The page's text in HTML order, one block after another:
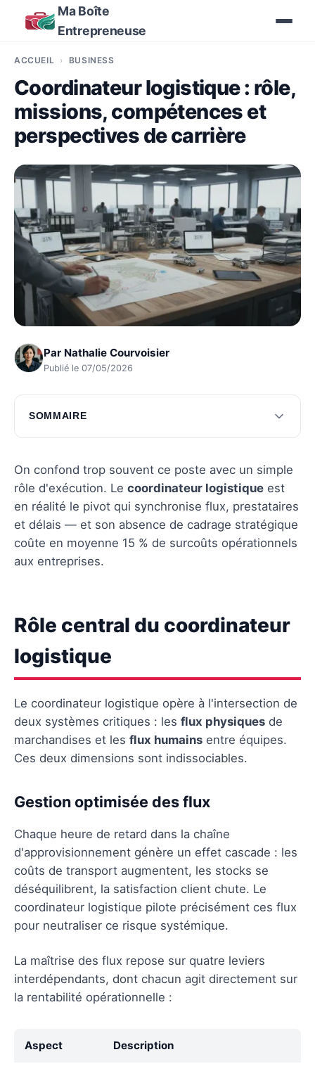
Ma Boîte
Entrepreneuse
ACCUEIL BUSINESS
Coordinateur logistique : rôle,
missions, compétences et
perspectives de carrière
Par Nathalie Courvoisier
Publié le 07/05/2026
SOMMAIRE
Rôle central du coordinateur logistique
Compétences clés du coordinateur logistique
Technologies au service du coordinateur
Questions fréquentes
On confond trop souvent ce poste avec un simple
rôle d'exécution. Le coordinateur logistique est
en réalité le pivot qui synchronise flux, prestataires
et délais — et son absence de cadrage stratégique
coûte en moyenne 15 % de surcoûts opérationnels
aux entreprises.
Rôle central du coordinateur
logistique
Le coordinateur logistique opère à l'intersection de
deux systèmes critiques : les flux physiques de
marchandises et les flux humains entre équipes.
Ces deux dimensions sont indissociables.
Gestion optimisée des flux
Chaque heure de retard dans la chaîne
d'approvisionnement génère un effet cascade : les
coûts de transport augmentent, les stocks se
déséquilibrent, la satisfaction client chute. Le
coordinateur logistique pilote précisément ces flux
pour neutraliser ce risque systémique.
La maîtrise des flux repose sur quatre leviers
interdépendants, dont chacun agit directement sur
la rentabilité opérationnelle :
Aspect Description